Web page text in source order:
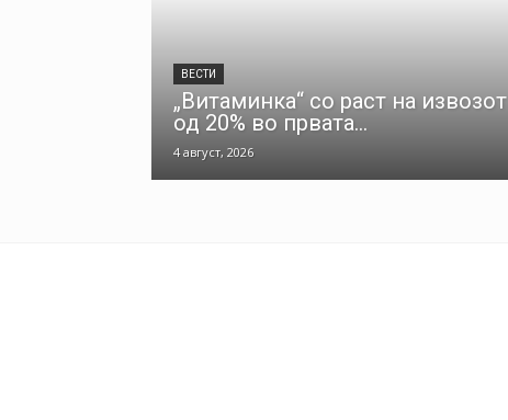
ВЕСТИ
„Витаминка“ со раст на извозот
од 20% во првата...
4 август, 2026